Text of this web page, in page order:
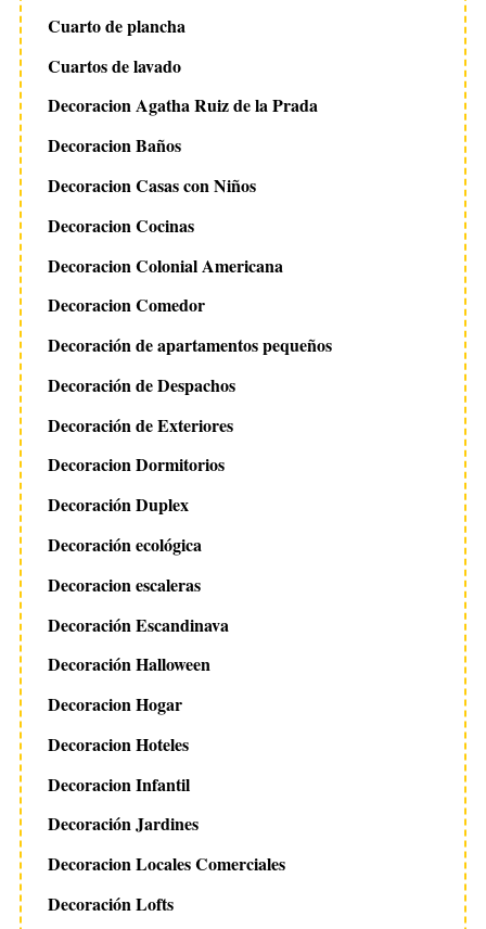
Cuarto de plancha
Cuartos de lavado
Decoracion Agatha Ruiz de la Prada
Decoracion Baños
Decoracion Casas con Niños
Decoracion Cocinas
Decoracion Colonial Americana
Decoracion Comedor
Decoración de apartamentos pequeños
Decoración de Despachos
Decoración de Exteriores
Decoracion Dormitorios
Decoración Duplex
Decoración ecológica
Decoracion escaleras
Decoración Escandinava
Decoración Halloween
Decoracion Hogar
Decoracion Hoteles
Decoracion Infantil
Decoración Jardines
Decoracion Locales Comerciales
Decoración Lofts